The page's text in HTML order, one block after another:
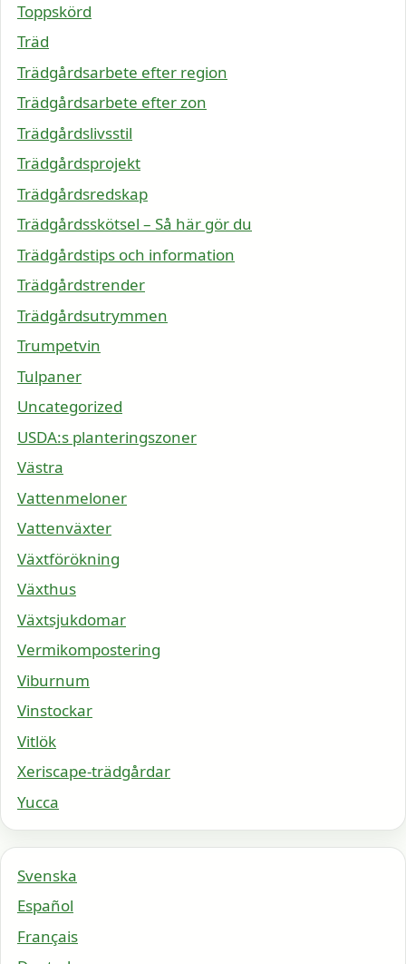
Toppskörd
Träd
Trädgårdsarbete efter region
Trädgårdsarbete efter zon
Trädgårdslivsstil
Trädgårdsprojekt
Trädgårdsredskap
Trädgårdsskötsel – Så här gör du
Trädgårdstips och information
Trädgårdstrender
Trädgårdsutrymmen
Trumpetvin
Tulpaner
Uncategorized
USDA:s planteringszoner
Västra
Vattenmeloner
Vattenväxter
Växtförökning
Växthus
Växtsjukdomar
Vermikompostering
Viburnum
Vinstockar
Vitlök
Xeriscape-trädgårdar
Yucca
Svenska
Español
Français